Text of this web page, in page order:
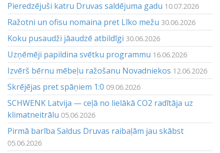
Pieredzējuši katru Druvas saldējuma gadu 10.07.2026
Ražotni un ofisu nomaina pret Līko mežu 30.06.2026
Koku pusaudži jāaudzē atbildīgi 30.06.2026
Uzņēmēji papildina svētku programmu 16.06.2026
Izvērš bērnu mēbeļu ražošanu Novadniekos 12.06.2026
Skrējējas pret spāņiem 1:0 09.06.2026
SCHWENK Latvija — ceļā no lielākā CO2 radītāja uz
klimatneitrālu 05.06.2026
Pirmā barība Saldus Druvas raibaļām jau skābst
05.06.2026